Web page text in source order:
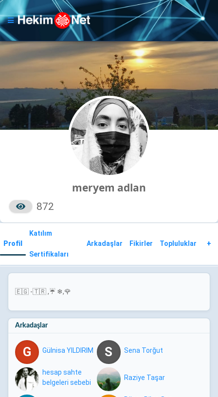
meryem adlan
872
Profil
Katılım
Sertifikaları
Arkadaşlar Fikirler Topluluklar +
🇪‍🇬-🇹‍🇷,☔ ❄,🌹
Arkadaşlar
G Gülnisa YILDIRIM S Sena Torğut
DR Ali Can
hesap sahte
belgeleri sebebi
Raziye Taşar